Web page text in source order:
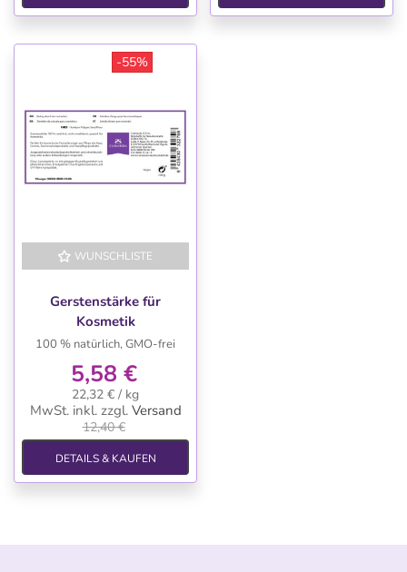
-55%
WUNSCHLISTE
Gerstenstärke für
Kosmetik
100 % natürlich, GMO-frei
5,58 €
22,32 € / kg
MwSt. inkl. zzgl. Versand
12,40 €
DETAILS & KAUFEN